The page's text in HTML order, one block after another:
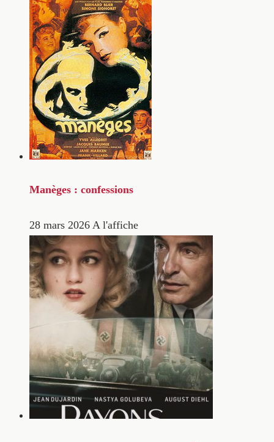
Manèges : confessions
28 mars 2026 A l'affiche